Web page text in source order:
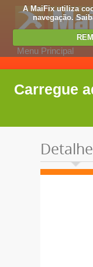
A MaiFix utiliza
navegação.
Menu Principal
Carregue